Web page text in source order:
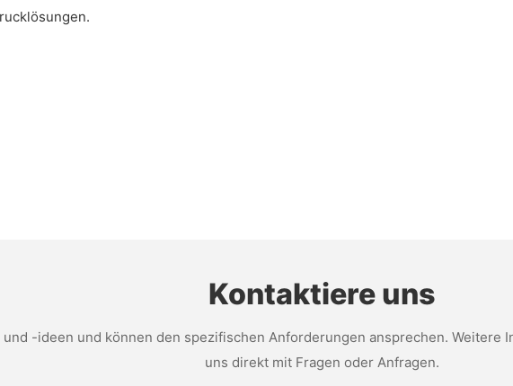
Kontaktiere uns
-ideen und können den spezifischen Anforderungen ansprechen. Weitere
uns direkt mit Fragen oder Anfragen.